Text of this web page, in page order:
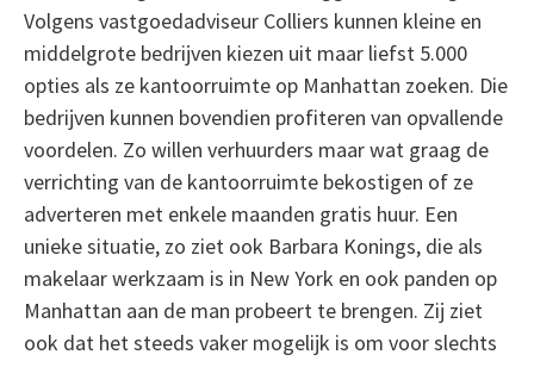
Volgens vastgoedadviseur Colliers kunnen kleine en
middelgrote bedrijven kiezen uit maar liefst 5.000
opties als ze kantoorruimte op Manhattan zoeken. Die
bedrijven kunnen bovendien profiteren van opvallende
voordelen. Zo willen verhuurders maar wat graag de
verrichting van de kantoorruimte bekostigen of ze
adverteren met enkele maanden gratis huur. Een
unieke situatie, zo ziet ook Barbara Konings, die als
makelaar werkzaam is in New York en ook panden op
Manhattan aan de man probeert te brengen. Zij ziet
ook dat het steeds vaker mogelijk is om voor slechts